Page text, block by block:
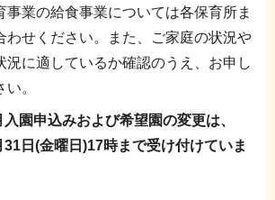
事業の給食事業については各保育所ま
わせください。また、ご家庭の状況や
況に適しているか確認のうえ、お申し
。
園申込みおよび希望園の変更は、
日(金曜日)17時まで受け付けていま